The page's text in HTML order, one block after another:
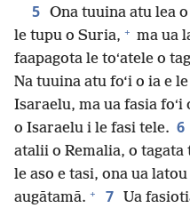
5 Ona tuuina atu lea
le tupu o Suria, + ma ua
faapagota le toʻatele o
Na tuuina atu fo‘i o ia e
Isaraelu, ma ua fasia foʻi
o Isaraelu i le fasi tele. 6
atalii o Remalia, o tagata
le aso e tasi, ona ua
augātamā. + 7
Ua